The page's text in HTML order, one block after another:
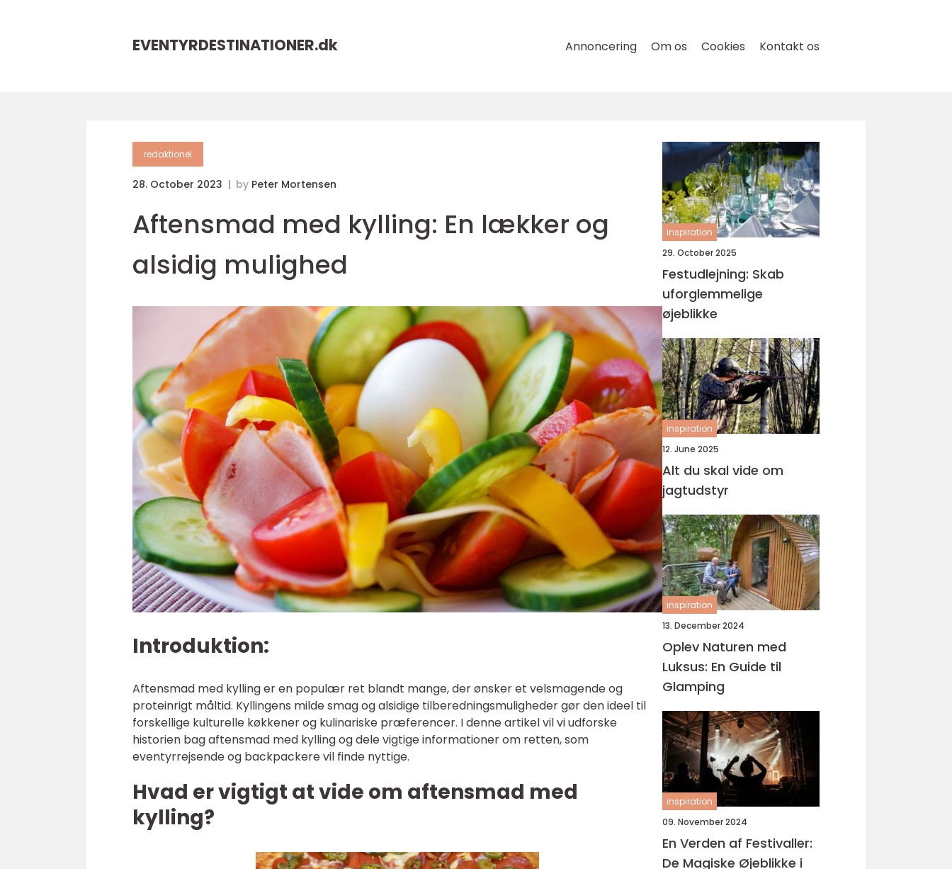
EVENTYRDESTINATIONER.dk Annoncering Om os Cookies Kontakt os
redaktionel
28. October 2023 by Peter Mortensen
Aftensmad med kylling: En lækker og
alsidig mulighed
Introduktion:
Aftensmad med kylling er en populær ret blandt mange, der ønsker et velsmagende og
proteinrigt måltid. Kyllingens milde smag og alsidige tilberedningsmuligheder gør den ideel til
forskellige kulturelle køkkener og kulinariske præferencer. I denne artikel vil vi udforske
historien bag aftensmad med kylling og dele vigtige informationer om retten, som
eventyrrejsende og backpackere vil finde nyttige.
Hvad er vigtigt at vide om aftensmad med
kylling?
inspiration
29. October 2025
Festudlejning: Skab
uforglemmelige
øjeblikke
inspiration
12. June 2025
Alt du skal vide om
jagtudstyr
inspiration
13. December 2024
Oplev Naturen med
Luksus: En Guide til
Glamping
inspiration
09. November 2024
En Verden af Festivaller:
De Magiske Øjeblikke i